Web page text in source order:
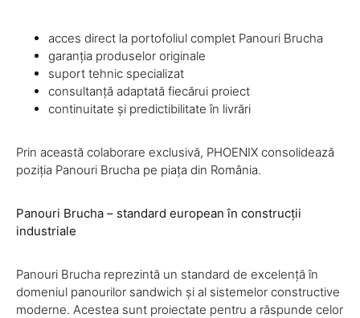
acces direct la portofoliul complet Panouri Brucha
garanția produselor originale
suport tehnic specializat
consultanță adaptată fiecărui proiect
continuitate și predictibilitate în livrări
Prin această colaborare exclusivă, PHOENIX consolidează
poziția Panouri Brucha pe piața din România.
Panouri Brucha – standard european în construcții
industriale
Panouri Brucha reprezintă un standard de excelență în
domeniul panourilor sandwich și al sistemelor constructive
moderne. Acestea sunt proiectate pentru a răspunde celor